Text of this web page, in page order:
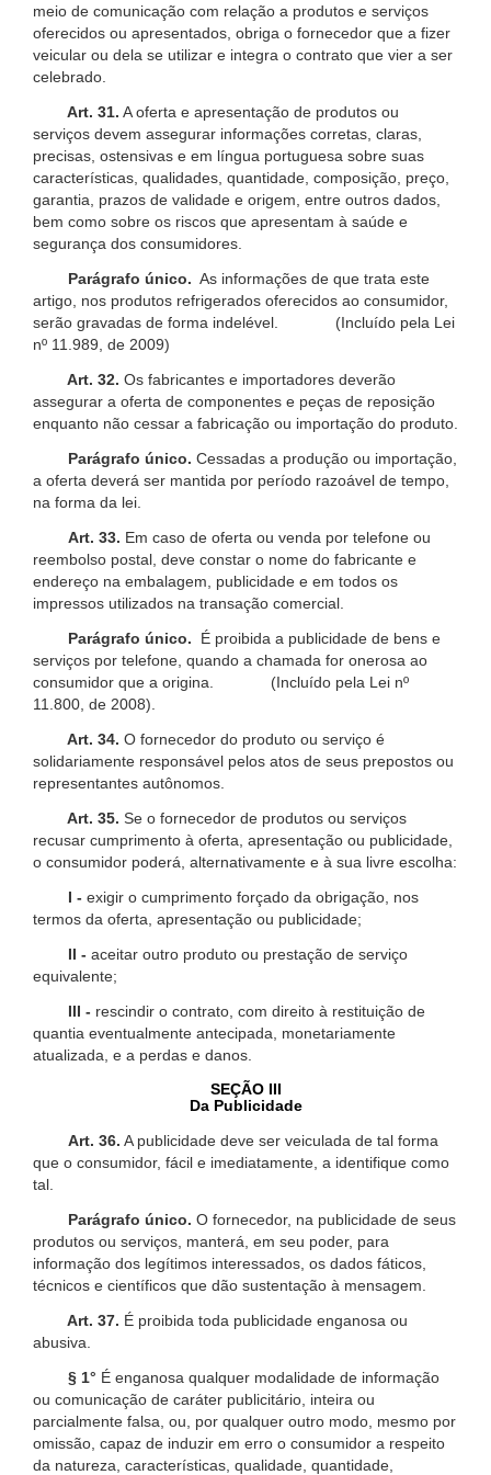
meio de comunicação com relação a produtos e serviços
oferecidos ou apresentados, obriga o fornecedor que a fizer
veicular ou dela se utilizar e integra o contrato que vier a ser
celebrado.
Art. 31. A oferta e apresentação de produtos ou
serviços devem assegurar informações corretas, claras,
precisas, ostensivas e em língua portuguesa sobre suas
características, qualidades, quantidade, composição, preço,
garantia, prazos de validade e origem, entre outros dados,
bem como sobre os riscos que apresentam à saúde e
segurança dos consumidores.
Parágrafo único. As informações de que trata este
artigo, nos produtos refrigerados oferecidos ao consumidor,
serão gravadas de forma indelével. (Incluído pela Lei
nº 11.989, de 2009)
Art. 32. Os fabricantes e importadores deverão
assegurar a oferta de componentes e peças de reposição
enquanto não cessar a fabricação ou importação do produto.
Parágrafo único. Cessadas a produção ou importação,
a oferta deverá ser mantida por período razoável de tempo,
na forma da lei.
Art. 33. Em caso de oferta ou venda por telefone ou
reembolso postal, deve constar o nome do fabricante e
endereço na embalagem, publicidade e em todos os
impressos utilizados na transação comercial.
Parágrafo único.
É proibida a publicidade de bens e
serviços por telefone, quando a chamada for onerosa ao
consumidor que a origina. (Incluído pela Lei nº
11.800, de 2008).
Art. 34. O fornecedor do produto ou serviço é
solidariamente responsável pelos atos de seus prepostos ou
representantes autônomos.
Art. 35. Se o fornecedor de produtos ou serviços
recusar cumprimento à oferta, apresentação ou publicidade,
o consumidor poderá, alternativamente e à sua livre escolha:
I - exigir o cumprimento forçado da obrigação, nos
termos da oferta, apresentação ou publicidade;
II - aceitar outro produto ou prestação de serviço
equivalente;
III - rescindir o contrato, com direito à restituição de
quantia eventualmente antecipada, monetariamente
atualizada, e a perdas e danos.
SEÇÃO III
Da Publicidade
Art. 36. A publicidade deve ser veiculada de tal forma
que o consumidor, fácil e imediatamente, a identifique como
tal.
Parágrafo único. O fornecedor, na publicidade de seus
produtos ou serviços, manterá, em seu poder, para
informação dos legítimos interessados, os dados fáticos,
técnicos e científicos que dão sustentação à mensagem.
Art. 37. É proibida toda publicidade enganosa ou
abusiva.
§ 1° É enganosa qualquer modalidade de informação
ou comunicação de caráter publicitário, inteira ou
parcialmente falsa, ou, por qualquer outro modo, mesmo por
omissão, capaz de induzir em erro o consumidor a respeito
da natureza, características, qualidade, quantidade,